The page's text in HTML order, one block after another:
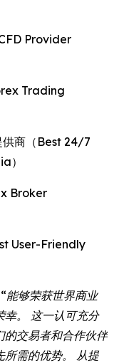
Provider
Trading
供商（Best 24/7
）
Broker
User-Friendly
能够荣获世界商业
幸。 这一认可充分
的交易者和合作伙伴
所需的优势。 从提